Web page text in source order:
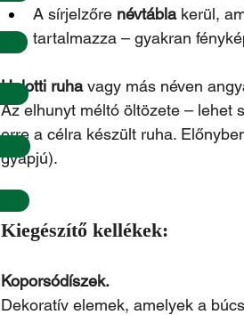
A sírjelzőre névtábla kerül,
tartalmazza – gyakran
Halotti ruha vagy más néven
Az elhunyt méltó öltözete – lehet
erre a célra készült ruha.
gyapjú).
Kiegészítő kellékek:
Koporsódíszek.
Dekoratív elemek, amelyek a